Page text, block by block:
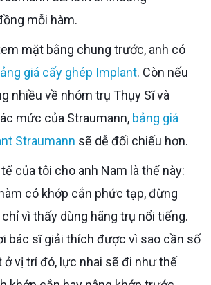
mỗi hàm.
giá cấy ghép Implant. Còn nếu
nhiều về nhóm trụ Thụy Sĩ và
mức của Straumann, bảng giá
Straumann sẽ dễ đối chiếu hơn.
có khớp cắn phức tạp, đừng
vì thấy dùng hãng trụ nổi tiếng.
bác sĩ giải thích được vì sao cần số
ở vị trí đó, lực nhai sẽ đi như thế